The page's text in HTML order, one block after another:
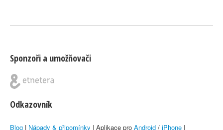
Sponzoři a umožňovači
Odkazovník
Blog | Nápady & připomínky | Aplikace pro Android / iPhone |